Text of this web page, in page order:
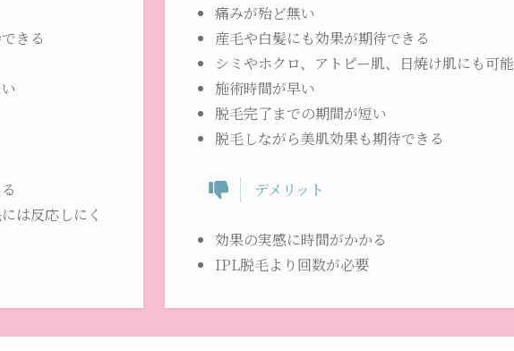
きる
は反応しにく
痛みが殆ど無い
産毛や白髪にも効果が期待できる
シミやホクロ、アトピー肌、日焼け肌にも可能
施術時間が早い
脱毛完了までの期間が短い
脱毛しながら美肌効果も期待できる
デメリット
効果の実感に時間がかかる
IPL脱毛より回数が必要